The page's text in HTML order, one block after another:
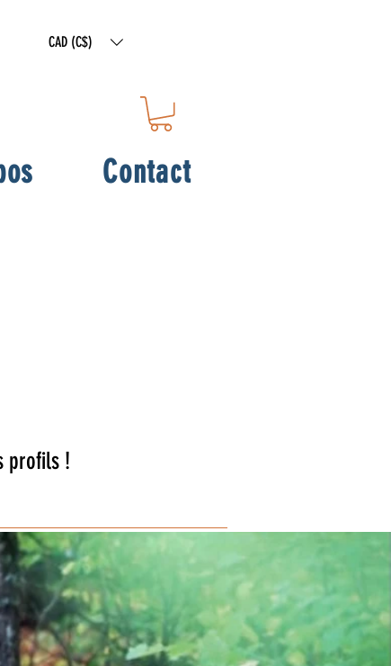
CAD (C$)
Contact
profils !